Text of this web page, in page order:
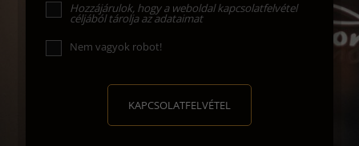
Hozzájárulok, hogy a weboldal kapcsolatfelvétel
céljából tárolja az adataimat
Nem vagyok robot!
KAPCSOLATFELVÉTEL